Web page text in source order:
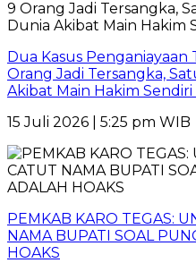
Dua Kasus
Orang Jadi Tersangka,
Akibat Main Hakim Sendiri
15 Juli 2026 | 5:25 pm WIB
PEMKAB KARO TEGAS:
NAMA BUPATI SOAL
HOAKS